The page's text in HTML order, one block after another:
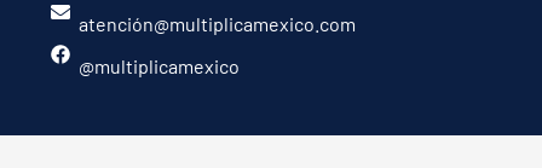
atención@multiplicamexico.com
@multiplicamexico